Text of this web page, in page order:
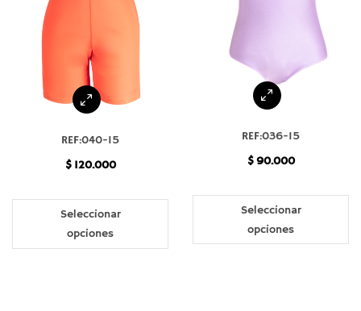
REF:040-15
$120.000
Seleccionar
opciones
REF:036-15
$90.000
Seleccionar
opciones